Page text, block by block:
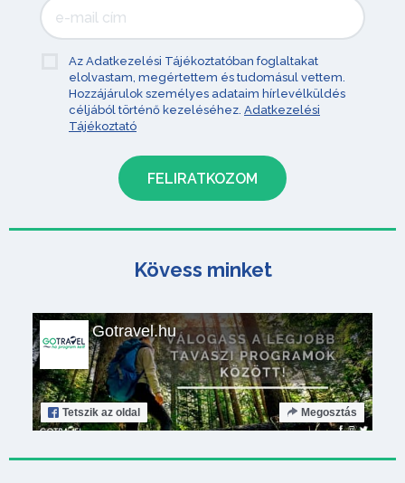
Az Adatkezelési Tájékoztatóban foglaltakat
elolvastam, megértettem és tudomásul vettem.
Hozzájárulok személyes adataim hírlevélküldés
céljából történő kezeléséhez. Adatkezelési
Tájékoztató
Kövess minket
Gotravel.hu
Tetszik az oldal Megosztás